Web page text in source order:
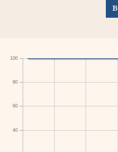
40
60
80
100